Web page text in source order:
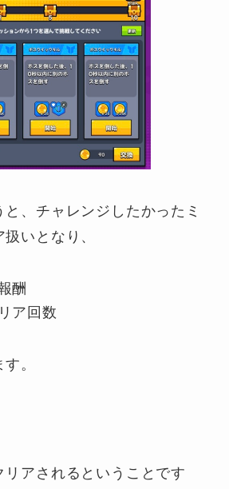
、チャレンジしたかったミ
いとなり、
酬
ア回数
。
リアされるということです